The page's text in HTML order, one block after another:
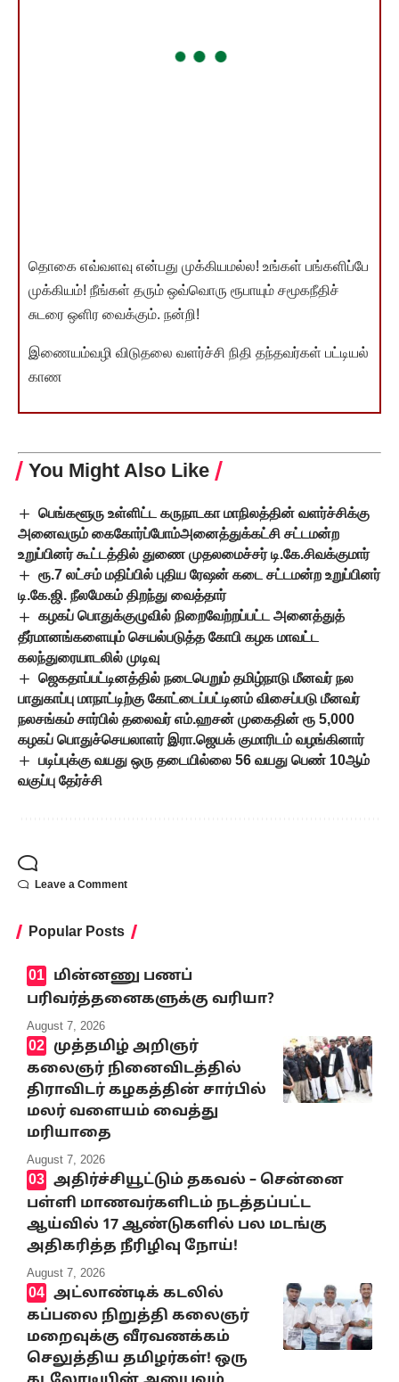
தொகை எவ்வளவு என்பது முக்கியமல்ல! உங்கள் பங்களிப்பே
முக்கியம்! நீங்கள் தரும் ஒவ்வொரு ரூபாயும் சமூகநீதிச்
சுடரை ஒளிர வைக்கும். நன்றி!
இணையம்வழி விடுதலை வளர்ச்சி நிதி தந்தவர்கள் பட்டியல்
காண
You Might Also Like
பெங்களூரு உள்ளிட்ட கருநாடகா மாநிலத்தின் வளர்ச்சிக்கு
அனைவரும் கைகோர்ப்போம்அனைத்துக்கட்சி சட்டமன்ற
உறுப்பினர் கூட்டத்தில் துணை முதலமைச்சர் டி.கே.சிவக்குமார்
ரூ.7 லட்சம் மதிப்பில் புதிய ரேஷன் கடை சட்டமன்ற உறுப்பினர்
டி.கே.ஜி. நீலமேகம் திறந்து வைத்தார்
கழகப் பொதுக்குழுவில் நிறைவேற்றப்பட்ட அனைத்துத்
தீர்மானங்களையும் செயல்படுத்த கோபி கழக மாவட்ட
கலந்துரையாடலில் முடிவு
ஜெகதாப்பட்டினத்தில் நடைபெறும் தமிழ்நாடு மீனவர் நல
பாதுகாப்பு மாநாட்டிற்கு கோட்டைப்பட்டினம் விசைப்படு மீனவர்
நலசங்கம் சார்பில் தலைவர் எம்.ஹசன் முகைதின் ரூ 5,000
கழகப் பொதுச்செயலாளர் இரா.ஜெயக் குமாரிடம் வழங்கினார்
படிப்புக்கு வயது ஒரு தடையில்லை 56 வயது பெண் 10ஆம்
வகுப்பு தேர்ச்சி
Leave a Comment
Popular Posts
மின்னணு பணப்
பரிவர்த்தனைகளுக்கு வரியா?
August 7, 2026
முத்தமிழ் அறிஞர்
கலைஞர் நினைவிடத்தில்
திராவிடர் கழகத்தின் சார்பில்
மலர் வளையம் வைத்து
மரியாதை
August 7, 2026
அதிர்ச்சியூட்டும் தகவல் – சென்னை
பள்ளி மாணவர்களிடம் நடத்தப்பட்ட
ஆய்வில் 17 ஆண்டுகளில் பல மடங்கு
அதிகரித்த நீரிழிவு நோய்!
August 7, 2026
அட்லாண்டிக் கடலில்
கப்பலை நிறுத்தி கலைஞர்
மறைவுக்கு வீரவணக்கம்
செலுத்திய தமிழர்கள்! ஒரு